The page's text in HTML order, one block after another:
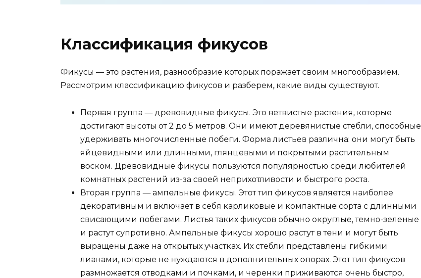
Классификация фикусов
Фикусы — это растения, разнообразие которых поражает своим многообразием.
Рассмотрим классификацию фикусов и разберем, какие виды существуют.
Первая группа — древовидные фикусы. Это ветвистые растения, которые
достигают высоты от 2 до 5 метров. Они имеют деревянистые стебли, способные
удерживать многочисленные побеги. Форма листьев различна: они могут быть
яйцевидными или длинными, глянцевыми и покрытыми растительным
воском. Древовидные фикусы пользуются популярностью среди любителей
комнатных растений из-за своей неприхотливости и быстрого роста.
Вторая группа — ампельные фикусы. Этот тип фикусов является наиболее
декоративным и включает в себя карликовые и компактные сорта с длинными
свисающими побегами. Листья таких фикусов обычно округлые, темно-зеленые
и растут супротивно. Ампельные фикусы хорошо растут в тени и могут быть
выращены даже на открытых участках. Их стебли представлены гибкими
лианами, которые не нуждаются в дополнительных опорах. Этот тип фикусов
размножается отводками и почками, и черенки приживаются очень быстро,